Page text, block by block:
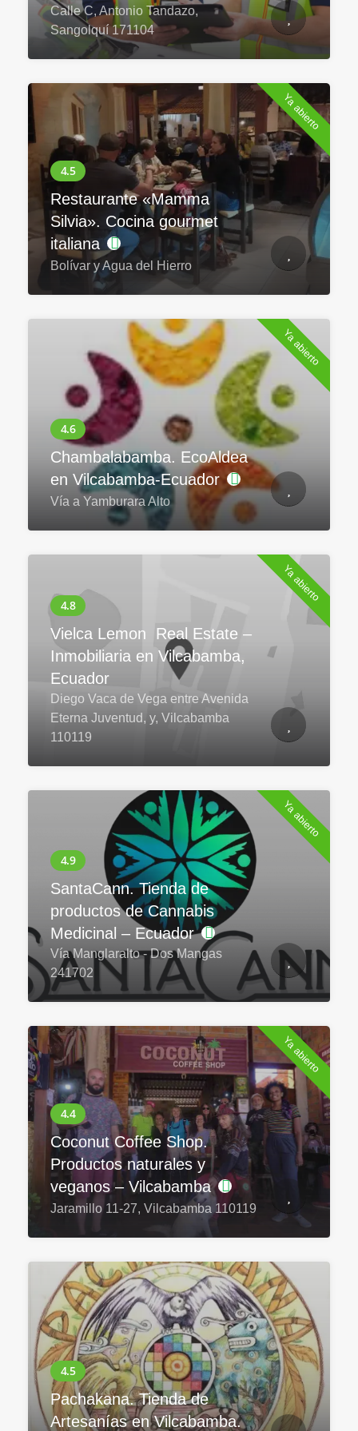
Calle C, Antonio Tandazo,
Sangolquí 171104
Ya abierto
Restaurante «Mamma
Silvia». Cocina gourmet
italiana
Bolívar y Agua del Hierro
Ya abierto
Chambalabamba. EcoAldea
en Vilcabamba-Ecuador
Vía a Yamburara Alto
Ya abierto
Vielca Lemon Real Estate –
Inmobiliaria en Vilcabamba,
Ecuador
Diego Vaca de Vega entre Avenida
Eterna Juventud, y, Vilcabamba
110119
Ya abierto
SantaCann. Tienda de
productos de Cannabis
Medicinal – Ecuador
Vía Manglaralto - Dos Mangas
241702
Ya abierto
Coconut Coffee Shop.
Productos naturales y
veganos – Vilcabamba
Jaramillo 11-27, Vilcabamba 110119
Pachakana. Tienda de
Artesanías en Vilcabamba.